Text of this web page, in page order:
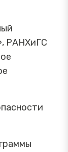
РАНХиГС